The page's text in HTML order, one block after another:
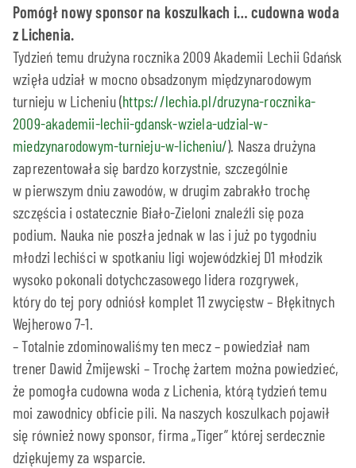
Pomógł nowy sponsor na koszulkach i… cudowna woda
z Lichenia.
Tydzień temu drużyna rocznika 2009 Akademii Lechii Gdańsk
wzięła udział w mocno obsadzonym międzynarodowym
turnieju w Licheniu (https://lechia.pl/druzyna-rocznika-
2009-akademii-lechii-gdansk-wziela-udzial-w-
miedzynarodowym-turnieju-w-licheniu/). Nasza drużyna
zaprezentowała się bardzo korzystnie, szczególnie
w pierwszym dniu zawodów, w drugim zabrakło trochę
szczęścia i ostatecznie Biało-Zieloni znaleźli się poza
podium. Nauka nie poszła jednak w las i już po tygodniu
młodzi lechiści w spotkaniu ligi wojewódzkiej D1 młodzik
wysoko pokonali dotychczasowego lidera rozgrywek,
który do tej pory odniósł komplet 11 zwycięstw – Błękitnych
Wejherowo 7-1.
– Totalnie zdominowaliśmy ten mecz – powiedział nam
trener Dawid Żmijewski – Trochę żartem można powiedzieć,
że pomogła cudowna woda z Lichenia, którą tydzień temu
moi zawodnicy obficie pili. Na naszych koszulkach pojawił
się również nowy sponsor, firma „Tiger” której serdecznie
dziękujemy za wsparcie.